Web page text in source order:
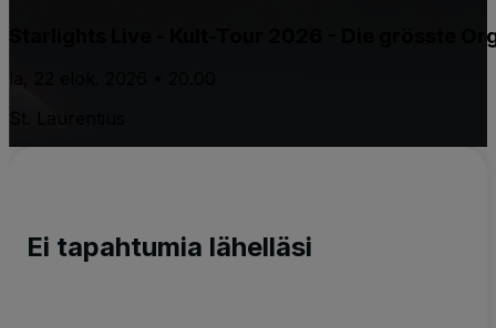
Starlights Live - Kult-Tour 2026 - Die grösste
Ei tapahtumia lähelläsi